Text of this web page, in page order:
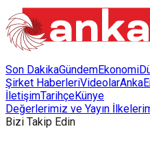
Son DakikaGündemEkonomi
Şirket HaberleriVideolar
İletişimTarihçeKünye
Değerlerimiz ve Yayın
Bizi Takip Edin